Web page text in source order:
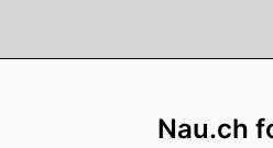
Nau.ch